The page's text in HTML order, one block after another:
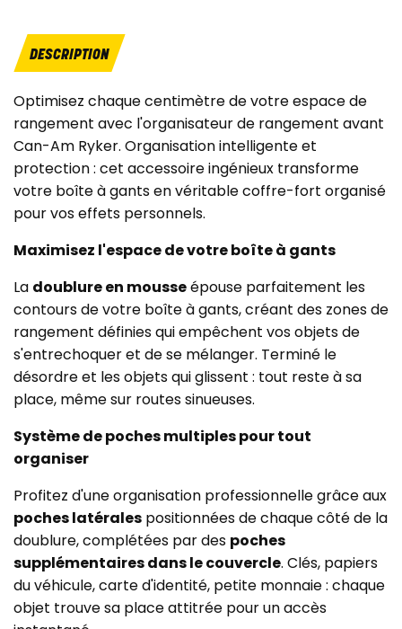
DESCRIPTION
Optimisez chaque centimètre de votre espace de
rangement avec l'organisateur de rangement avant
Can-Am Ryker. Organisation intelligente et
protection : cet accessoire ingénieux transforme
votre boîte à gants en véritable coffre-fort organisé
pour vos effets personnels.
Maximisez l'espace de votre boîte à gants
La doublure en mousseépouse parfaitement les
contours de votre boîte à gants, créant des zones de
rangement définies qui empêchent vos objets de
s'entrechoquer et de se mélanger. Terminé le
désordre et les objets qui glissent : tout reste à sa
place, même sur routes sinueuses.
Système de poches multiples pour tout
organiser
Profitez d'une organisation professionnelle grâce aux
poches latérales positionnées de chaque côté de la
doublure, complétées par des poches
supplémentaires dans le couvercle. Clés, papiers
du véhicule, carte d'identité, petite monnaie : chaque
objet trouve sa place attitrée pour un accès